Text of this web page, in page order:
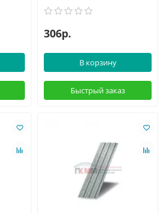
306р.
В корзину
Быстрый заказ